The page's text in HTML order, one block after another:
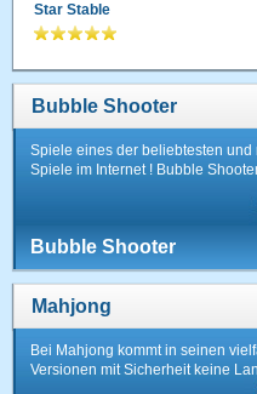
Star Stable
Bubble Shooter
Spiele eines der beliebtesten und
Spiele im Internet ! Bubble
Bubble Shooter
Mahjong
Bei Mahjong kommt in seinen
Versionen mit Sicherheit keine